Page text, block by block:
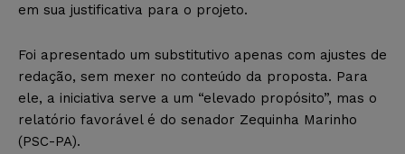
em sua justificativa para o projeto.
Foi apresentado um substitutivo apenas com ajustes de
redação, sem mexer no conteúdo da proposta. Para
ele, a iniciativa serve a um “elevado propósito”, mas o
relatório favorável é do senador Zequinha Marinho
(PSC-PA).